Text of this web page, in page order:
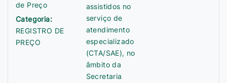
de Preço
Categoria:
REGISTRO DE
PREÇO
assistidos no
serviço de
atendimento
especializado
(CTA/SAE), no
âmbito da
Secretaria